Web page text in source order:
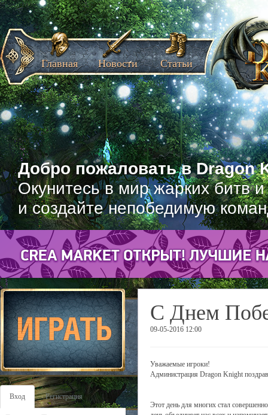
Добро пожаловать в Dragon
Окунитесь в мир жарких битв
и создайте непобедимую
Главная Новости Статьи
Вход Регистрация
С Днем
09-05-2016 12:00
Уважаемые игроки!
Администрация Dragon Knight
Этот день для многих стал